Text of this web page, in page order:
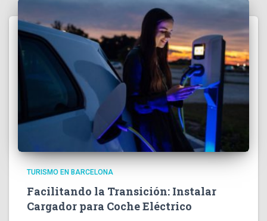
TURISMO EN BARCELONA
Facilitando la Transición: Instalar
Cargador para Coche Eléctrico